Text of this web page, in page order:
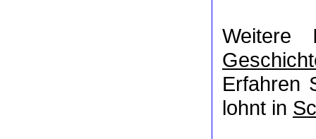
Weitere
Erfahren
lohnt in